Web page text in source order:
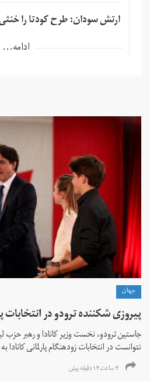
ارتش سودان: طرح کودتا را
ادامه...
جهان
پیروزی شکننده ترودو در انتخابات
جاستین ترودو، نخست وزیر کانادا و رهبر حزب
نتوانست در انتخابات زود‌هنگام پارلمانی
۴ ساعت ۱۴ دقیقه پیش